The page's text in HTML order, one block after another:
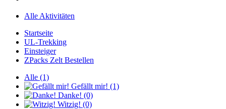
Alle Aktivitäten
Startseite
UL-Trekking
Einsteiger
ZPacks Zelt Bestellen
Alle (1)
Gefällt mir! (1)
Danke! (0)
Witzig! (0)